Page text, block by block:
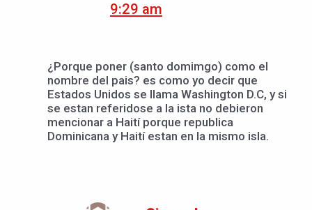
9:29 am
¿Porque poner (santo domimgo) como el
nombre del pais? es como yo decir que
Estados Unidos se llama Washington D.C, y si
se estan referidose a la ista no debieron
mencionar a Haití porque republica
Dominicana y Haití estan en la mismo isla.